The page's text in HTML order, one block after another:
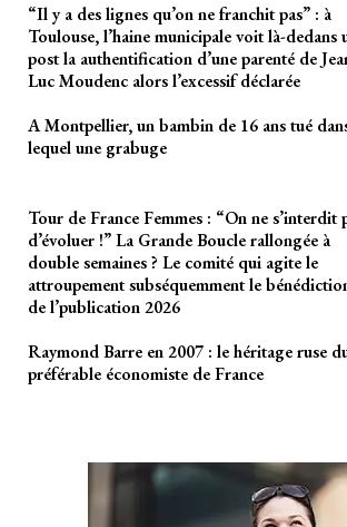
“Il y a des lignes qu’on ne franchit pas” : à
Toulouse, l’haine municipale voit là-dedans
post la authentification d’une parenté de
Luc Moudenc alors l’excessif déclarée
A Montpellier, un bambin de 16 ans tué
lequel une grabuge
Tour de France Femmes : “On ne s’interdit
d’évoluer !” La Grande Boucle rallongée à
double semaines ? Le comité qui agite le
attroupement subséquemment le
de l’publication 2026
Raymond Barre en 2007 : le héritage ruse
préférable économiste de France